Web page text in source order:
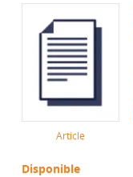
Article
Disponible